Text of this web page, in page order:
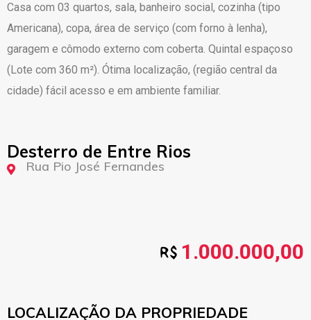
Casa com 03 quartos, sala, banheiro social, cozinha (tipo
Americana), copa, área de serviço (com forno à lenha),
garagem e cômodo externo com coberta. Quintal espaçoso
(Lote com 360 m²). Ótima localização, (região central da
cidade) fácil acesso e em ambiente familiar.
Desterro de Entre Rios
Rua Pio José Fernandes
1.000.000,00
LOCALIZAÇÃO DA PROPRIEDADE